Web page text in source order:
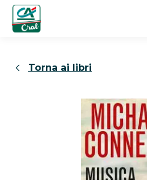
Torna ai libri